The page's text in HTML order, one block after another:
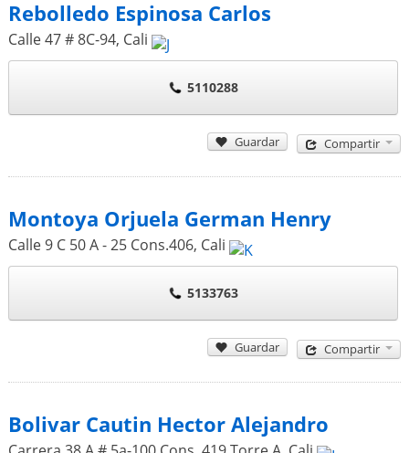
Rebolledo Espinosa Carlos
Calle 47 # 8C-94, Cali
5110288
Guardar Compartir
Montoya Orjuela German Henry
Calle 9 C 50 A - 25 Cons.406, Cali
5133763
Guardar Compartir
Bolivar Cautin Hector Alejandro